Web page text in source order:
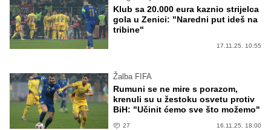
Klub sa 20.000 eura kaznio strijelca
gola u Zenici: "Naredni put ideš na
tribine"
17.11.25. 10:55
Žalba FIFA
Rumuni se ne mire s porazom,
krenuli su u žestoku osvetu protiv
BiH: "Učinit ćemo sve što možemo"
27 16.11.25. 18:00